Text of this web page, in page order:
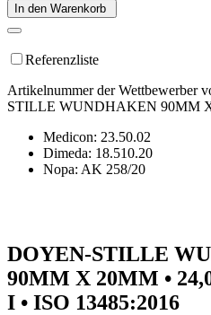
In den Warenkorb
Referenzliste
Artikelnummer der Wettbewerber
STILLE WUNDHAKEN 90MM
Medicon: 23.50.02
Dimeda: 18.510.20
Nopa: AK 258/20
DOYEN-STILLE
90MM X 20MM •
I • ISO 13485:2016